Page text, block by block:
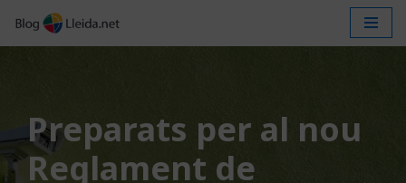
Vés
Preparats per al nou
Reglament de